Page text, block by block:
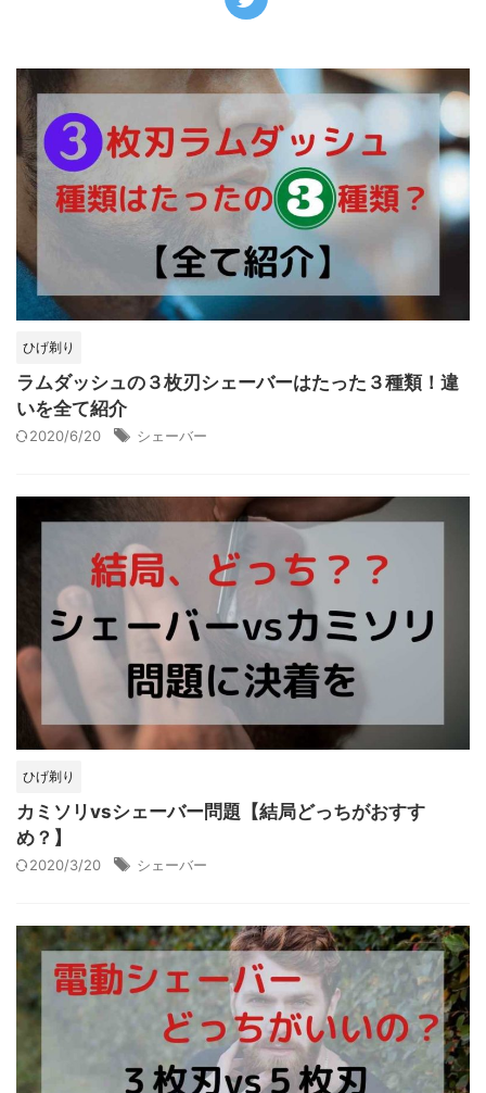
ひげ剃り
ラムダッシュの３枚刃シェーバーはたった３種類！違
いを全て紹介
2020/6/20 シェーバー
ひげ剃り
カミソリvsシェーバー問題【結局どっちがおすす
め？】
2020/3/20 シェーバー